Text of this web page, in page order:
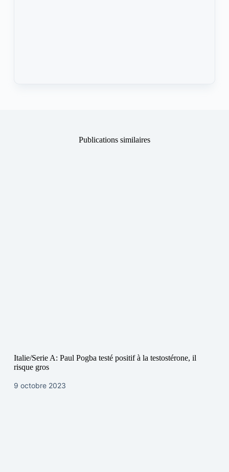
Publications similaires
Italie/Serie A: Paul Pogba testé positif à la testostérone, il
risque gros
9 octobre 2023